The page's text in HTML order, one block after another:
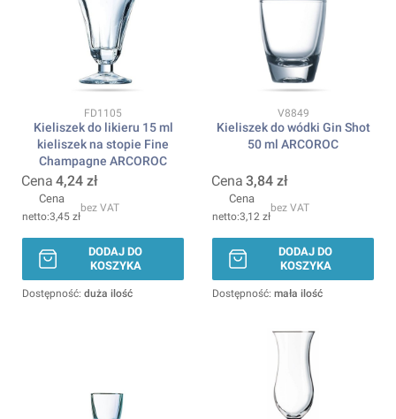
Kod produktu
FD1105
Kieliszek do likieru 15 ml
kieliszek na stopie Fine
Champagne ARCOROC
Cena 4,24 zł
Cena
3,45 zł
bez VAT
DODAJ DO
KOSZYKA
Dostępność: duża ilość
Kod produktu
V8849
Kieliszek do wódki Gin Shot
50 ml ARCOROC
Cena 3,84 zł
Cena
3,12 zł
bez VAT
DODAJ DO
KOSZYKA
Dostępność: mała ilość